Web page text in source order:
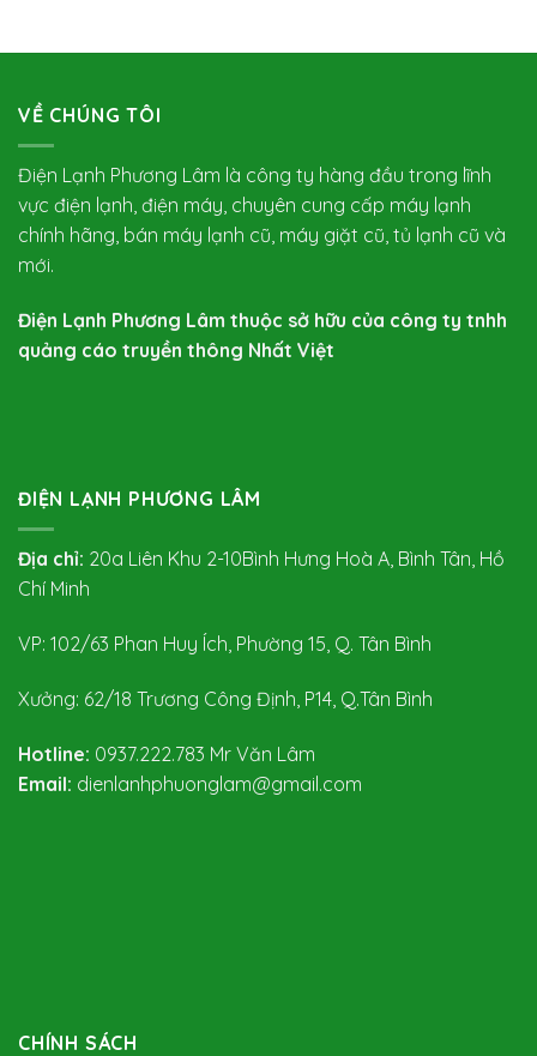
VỀ CHÚNG TÔI
Điện Lạnh Phương Lâm là công ty hàng đầu trong lĩnh
vực điện lạnh, điện máy, chuyên cung cấp máy lạnh
chính hãng, bán máy lạnh cũ, máy giặt cũ, tủ lạnh cũ và
mới.
Điện Lạnh Phương Lâm thuộc sở hữu của công ty tnhh
quảng cáo truyền thông Nhất Việt
ĐIỆN LẠNH PHƯƠNG LÂM
Địa chỉ: 20a Liên Khu 2-10Bình Hưng Hoà A, Bình Tân, Hồ
Chí Minh
VP: 102/63 Phan Huy Ích, Phường 15, Q. Tân Bình
Xưởng: 62/18 Trương Công Định, P14, Q.Tân Bình
Hotline: 0937.222.783 Mr Văn Lâm
Email: dienlanhphuonglam@gmail.com
CHÍNH SÁCH